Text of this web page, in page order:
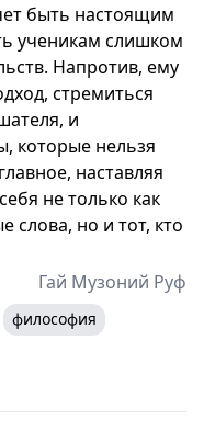
быть настоящим
ученикам слишком
Напротив, ему
стремиться
и
которые нельзя
наставляя
не только как
слова, но и тот, кто
Гай Музоний Руф
философия